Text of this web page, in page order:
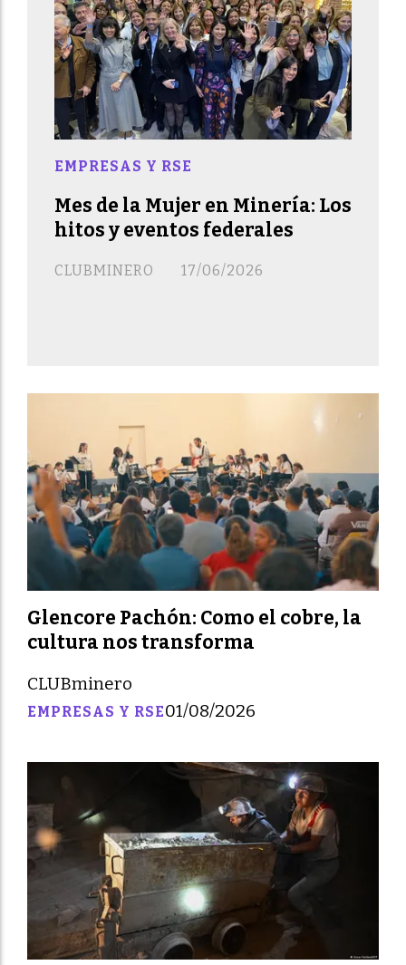
Mes de la Mujer en Minería: Los
hitos y eventos federales
CLUBMINERO
EMPRESAS Y RSE
17/06/2026
Glencore Pachón: Como el cobre, la
cultura nos transforma
CLUBminero
EMPRESAS Y RSE01/08/2026